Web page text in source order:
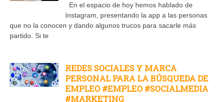
En el espacio de hoy hemos hablado de
Instagram, presentando la app a las personas
que no la conocen y dando algunos trucos para sacarle más
partido. Si te
REDES SOCIALES Y MARCA
PERSONAL PARA LA BÚSQUEDA DE
EMPLEO #EMPLEO #SOCIALMEDIA
#MARKETING